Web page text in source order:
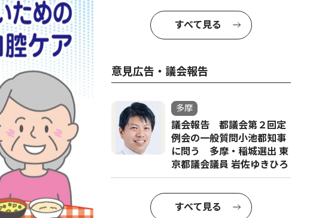
すべて見る
意見広告・議会報告
多摩
議会報告 都議会第２回定
例会の一般質問小池都知事
に問う 多摩・稲城選出 東
京都議会議員 岩佐ゆきひろ
すべて見る